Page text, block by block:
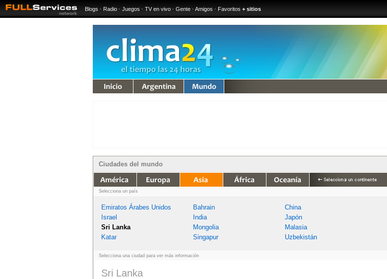
Blogs · Radio · Juegos · TV en vivo · Gente · Amigos · Favoritos + sitios
Ciudades del mundo
África Oceanía
Selecciona un país
Emiratos Árabes Unidos Bahrain
China
Israel
India
Japón
Sri Lanka
Mongolia
Malasia
Katar
Singapur Uzbekistán
Selecciona una ciudad para ver más información
Sri Lanka